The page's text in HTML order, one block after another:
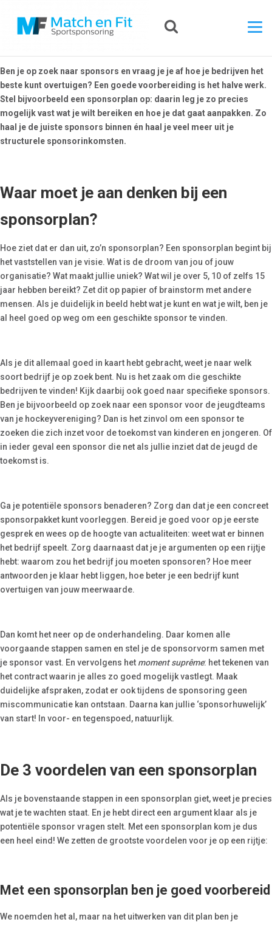
Ben je op zoek naar sponsors en vraag je je af hoe je bedrijven het
beste kunt overtuigen? Een goede voorbereiding is het halve werk.
Stel bijvoorbeeld een sponsorplan op: daarin leg je zo precies
mogelijk vast wat je wilt bereiken en hoe je dat gaat aanpakken. Zo
haal je de juiste sponsors binnen én haal je veel meer uit je
structurele sponsorinkomsten.
Waar moet je aan denken bij een
sponsorplan?
Hoe ziet dat er dan uit, zo’n sponsorplan? Een sponsorplan begint bij
het vaststellen van je visie. Wat is de droom van jou of jouw
organisatie? Wat maakt jullie uniek? Wat wil je over 5, 10 of zelfs 15
jaar hebben bereikt? Zet dit op papier of brainstorm met andere
mensen. Als je duidelijk in beeld hebt wat je kunt en wat je wilt, ben je
al heel goed op weg om een geschikte sponsor te vinden.
Als je dit allemaal goed in kaart hebt gebracht, weet je naar welk
soort bedrijf je op zoek bent. Nu is het zaak om die geschikte
bedrijven te vinden! Kijk daarbij ook goed naar specifieke sponsors.
Ben je bijvoorbeeld op zoek naar een sponsor voor de jeugdteams
van je hockeyvereniging? Dan is het zinvol om een sponsor te
zoeken die zich inzet voor de toekomst van kinderen en jongeren. Of
in ieder geval een sponsor die net als jullie inziet dat de jeugd de
toekomst is.
Ga je potentiële sponsors benaderen? Zorg dan dat je een concreet
sponsorpakket kunt voorleggen. Bereid je goed voor op je eerste
gesprek en wees op de hoogte van actualiteiten: weet wat er binnen
het bedrijf speelt. Zorg daarnaast dat je je argumenten op een rijtje
hebt: waarom zou het bedrijf jou moeten sponsoren? Hoe meer
antwoorden je klaar hebt liggen, hoe beter je een bedrijf kunt
overtuigen van jouw meerwaarde.
Dan komt het neer op de onderhandeling. Daar komen alle
voorgaande stappen samen en stel je de sponsorvorm samen met
je sponsor vast. En vervolgens het moment suprême: het tekenen van
het contract waarin je alles zo goed mogelijk vastlegt. Maak
duidelijke afspraken, zodat er ook tijdens de sponsoring geen
miscommunicatie kan ontstaan. Daarna kan jullie ‘sponsorhuwelijk’
van start! In voor- en tegenspoed, natuurlijk.
De 3 voordelen van een sponsorplan
Als je bovenstaande stappen in een sponsorplan giet, weet je precies
wat je te wachten staat. En je hebt direct een argument klaar als je
potentiële sponsor vragen stelt. Met een sponsorplan kom je dus
een heel eind! We zetten de grootste voordelen voor je op een rijtje:
Met een sponsorplan ben je goed voorbereid
We noemden het al, maar na het uitwerken van dit plan ben je